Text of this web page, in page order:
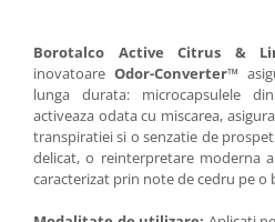
Borotalco Active Citrus &
inovatoareOdor-Converter™
lunga durata: microcapsulele
activeaza odata cu miscarea,
transpiratiei si o senzatie de
delicat, o reinterpretare moderna
caracterizat prin note de cedru pe o